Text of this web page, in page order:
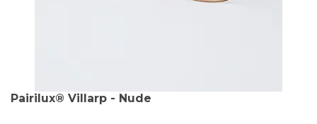
Pairilux® Villarp - Nude